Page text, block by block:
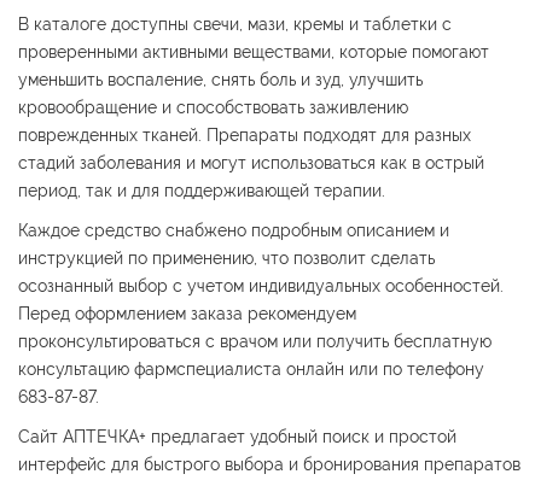
В каталоге доступны свечи, мази, кремы и таблетки с
проверенными активными веществами, которые помогают
уменьшить воспаление, снять боль и зуд, улучшить
кровообращение и способствовать заживлению
поврежденных тканей. Препараты подходят для разных
стадий заболевания и могут использоваться как в острый
период, так и для поддерживающей терапии.
Каждое средство снабжено подробным описанием и
инструкцией по применению, что позволит сделать
осознанный выбор с учетом индивидуальных особенностей.
Перед оформлением заказа рекомендуем
проконсультироваться с врачом или получить бесплатную
консультацию фармспециалиста онлайн или по телефону
683-87-87.
Сайт АПТЕЧКА+ предлагает удобный поиск и простой
интерфейс для быстрого выбора и бронирования препаратов